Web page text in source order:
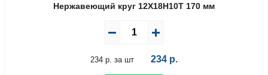
Нержавеющий круг 12Х18Н10Т 170 мм
234 р. за шт 234 р.